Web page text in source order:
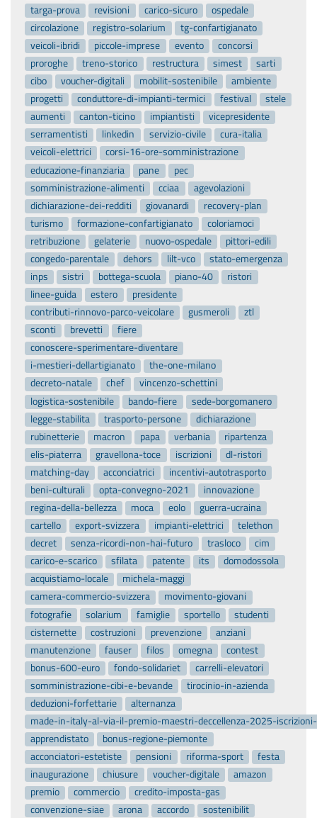
targa-prova
revisioni carico-sicuro
ospedale
circolazione
registro-solarium
tg-confartigianato
veicoli-ibridi
piccole-imprese evento
concorsi
proroghe
treno-storico restructura simest
sarti
cibo
voucher-digitali mobilit-sostenibile
ambiente
progetti
conduttore-di-impianti-termici festival
stele
aumenti
canton-ticino impiantisti
vicepresidente
serramentisti
linkedin servizio-civile
cura-italia
veicoli-elettrici
corsi-16-ore-somministrazione
educazione-finanziaria
pane
pec
somministrazione-alimenti
cciaa
agevolazioni
dichiarazione-dei-redditi
giovanardi
recovery-plan
turismo
formazione-confartigianato
coloriamoci
retribuzione
gelaterie nuovo-ospedale
pittori-edili
congedo-parentale
dehors lilt-vco
stato-emergenza
inps
sistri bottega-scuola piano-40
ristori
linee-guida
estero
presidente
contributi-rinnovo-parco-veicolare
gusmeroli
ztl
sconti
brevetti
fiere
conoscere-sperimentare-diventare
i-mestieri-dellartigianato
the-one-milano
decreto-natale
chef
vincenzo-schettini
logistica-sostenibile
bando-fiere
sede-borgomanero
legge-stabilita
trasporto-persone
dichiarazione
rubinetterie
macron papa verbania
ripartenza
elis-piaterra
gravellona-toce iscrizioni
dl-ristori
matching-day
acconciatrici
incentivi-autotrasporto
beni-culturali
opta-convegno-2021
innovazione
regina-della-bellezza
moca eolo
guerra-ucraina
cartello
export-svizzera impianti-elettrici
telethon
decret
senza-ricordi-non-hai-futuro trasloco
cim
carico-e-scarico
sfilata patente its
domodossola
acquistiamo-locale
michela-maggi
camera-commercio-svizzera
movimento-giovani
fotografie
solarium famiglie sportello
studenti
cisternette
costruzioni prevenzione
anziani
manutenzione
fauser filos omegna
contest
bonus-600-euro
fondo-solidariet
carrelli-elevatori
somministrazione-cibi-e-bevande
tirocinio-in-azienda
deduzioni-forfettarie
alternanza
made-in-italy-al-via-il-premio-maestri-deccellenza-2025-
apprendistato
bonus-regione-piemonte
acconciatori-estetiste
pensioni riforma-sport
festa
inaugurazione
chiusure voucher-digitale
amazon
premio
commercio
credito-imposta-gas
convenzione-siae
arona accordo
sostenibilit